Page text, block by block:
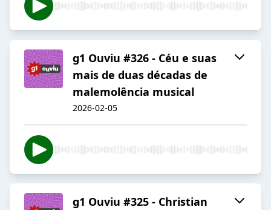
g1 Ouviu #326 - Céu e suas
mais de duas décadas de
malemolência musical
2026-02-05
g1 Ouviu #325 - Christian